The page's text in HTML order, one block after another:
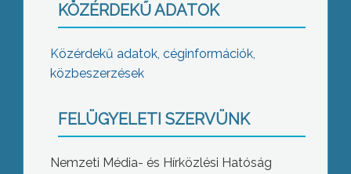
KÖZÉRDEKŰ ADATOK
Közérdekű adatok, céginformációk,
közbeszerzések
FELÜGYELETI SZERVÜNK
Nemzeti Média- és Hírközlési Hatóság